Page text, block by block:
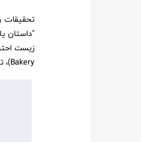
"داستان
Bakery)، تابلوهای گرافیکی جذاب با فونت‌های مدرن و حتی انتخاب موزیک پس‌زمینه، همگی بخشی از این روایتگری هستند.